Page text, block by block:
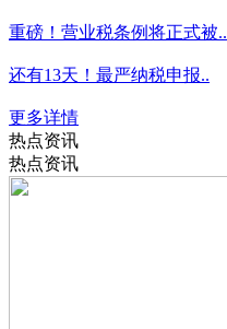
重磅！营业税条例将正式被..
还有13天！最严纳税申报..
更多详情
热点资讯
热点资讯